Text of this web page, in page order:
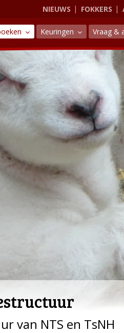
NIEUWS FOKKERS
Keuringen Vraag &
van NTS en TsNH